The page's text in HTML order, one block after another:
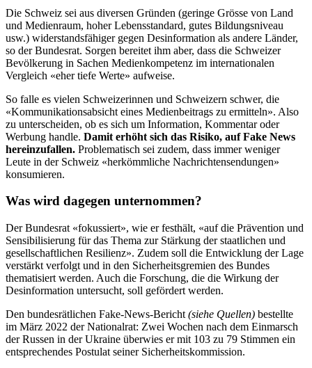
Die Schweiz sei aus diversen Gründen (geringe Grösse von Land
und Medienraum, hoher Lebensstandard, gutes Bildungsniveau
usw.) widerstandsfähiger gegen Desinformation als andere Länder,
so der Bundesrat. Sorgen bereitet ihm aber, dass die Schweizer
Bevölkerung in Sachen Medienkompetenz im internationalen
Vergleich «eher tiefe Werte» aufweise.
So falle es vielen Schweizerinnen und Schweizern schwer, die
«Kommunikationsabsicht eines Medienbeitrags zu ermitteln». Also
zu unterscheiden, ob es sich um Information, Kommentar oder
Werbung handle. Damit erhöht sich das Risiko, auf Fake News
hereinzufallen. Problematisch sei zudem, dass immer weniger
Leute in der Schweiz «herkömmliche Nachrichtensendungen»
konsumieren.
Was wird dagegen unternommen?
Der Bundesrat «fokussiert», wie er festhält, «auf die Prävention und
Sensibilisierung für das Thema zur Stärkung der staatlichen und
gesellschaftlichen Resilienz». Zudem soll die Entwicklung der Lage
verstärkt verfolgt und in den Sicherheitsgremien des Bundes
thematisiert werden. Auch die Forschung, die die Wirkung der
Desinformation untersucht, soll gefördert werden.
Den bundesrätlichen Fake-News-Bericht (siehe Quellen) bestellte
im März 2022 der Nationalrat: Zwei Wochen nach dem Einmarsch
der Russen in der Ukraine überwies er mit 103 zu 79 Stimmen ein
entsprechendes Postulat seiner Sicherheitskommission.